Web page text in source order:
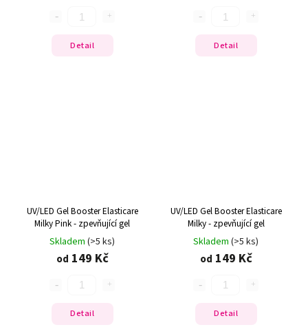
Detail Detail
UV/LED Gel Booster Elasticare
Milky Pink - zpevňující gel
Skladem (>5 ks)
od 149 Kč
Detail
UV/LED Gel Booster Elasticare
Milky - zpevňující gel
Skladem (>5 ks)
od 149 Kč
Detail